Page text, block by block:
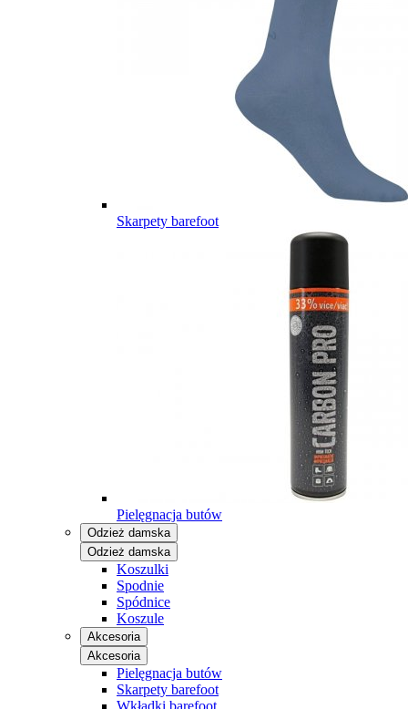
Skarpety barefoot
Pielęgnacja butów
Odzież damska
Odzież damska
Koszulki
Spodnie
Spódnice
Koszule
Akcesoria
Akcesoria
Pielęgnacja butów
Skarpety barefoot
Wkładki barefoot